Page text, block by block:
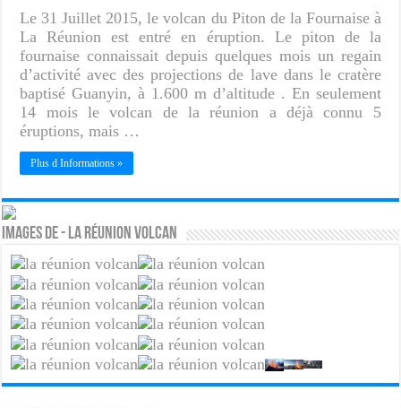
Le 31 Juillet 2015, le volcan du Piton de la Fournaise à
La Réunion est entré en éruption. Le piton de la
fournaise connaissait depuis quelques mois un regain
d’activité avec des projections de lave dans le cratère
baptisé Guanyin, à 1.600 m d’altitude . En seulement
14 mois le volcan de la réunion a déjà connu 5
éruptions, mais …
Plus d Informations »
Images de - La réunion volcan